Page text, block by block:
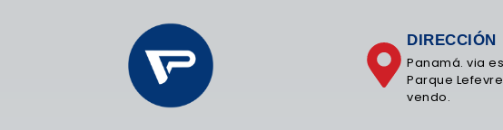
DIRECCIÓN
Panamá. via
Parque
vendo.